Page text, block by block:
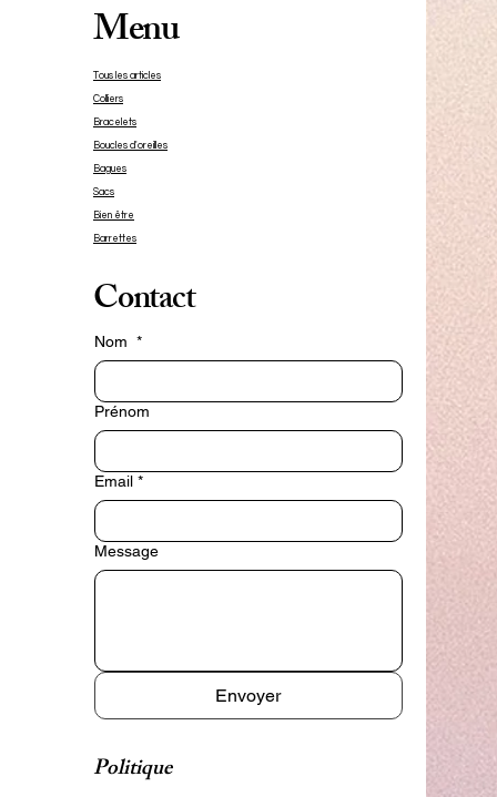
Menu
Tous les articles
Colliers
Bracelets
Boucles d'oreilles
Bagues
Sacs
Bien être
Barrettes
Contact
Nom *
Prénom
Email *
Message
Envoyer
Politique